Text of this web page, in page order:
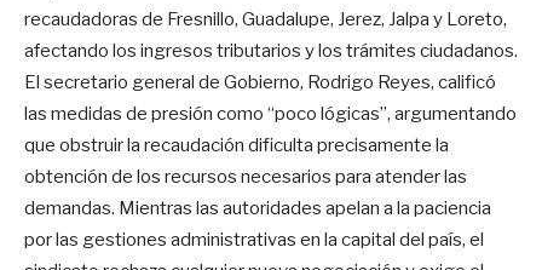
recaudadoras de Fresnillo, Guadalupe, Jerez, Jalpa y Loreto,
afectando los ingresos tributarios y los trámites ciudadanos.
El secretario general de Gobierno, Rodrigo Reyes, calificó
las medidas de presión como “poco lógicas”, argumentando
que obstruir la recaudación dificulta precisamente la
obtención de los recursos necesarios para atender las
demandas. Mientras las autoridades apelan a la paciencia
por las gestiones administrativas en la capital del país, el